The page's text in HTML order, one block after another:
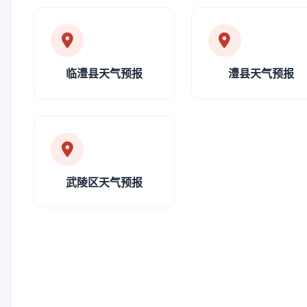
临澧县天气预报 澧县天气预报
武陵区天气预报